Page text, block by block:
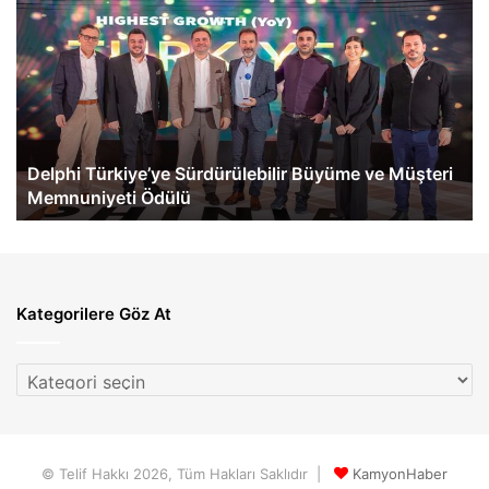
Türkiye’ye
Sürdürülebilir
Büyüme
ve
Müşteri
Memnuniyeti
Delphi Türkiye’ye Sürdürülebilir Büyüme ve Müşteri
Memnuniyeti Ödülü
Kategorilere Göz At
Kategorilere
Göz
© Telif Hakkı 2026, Tüm Hakları Saklıdır | KamyonHaber